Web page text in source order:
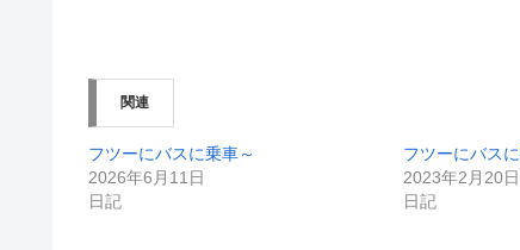
ィ
ド
開
き
ま
す
)
く
新
し
い
関連
フツーにバスに乗車～
2026年6月11日
日記
フツーにバス
2023年2月20日
日記